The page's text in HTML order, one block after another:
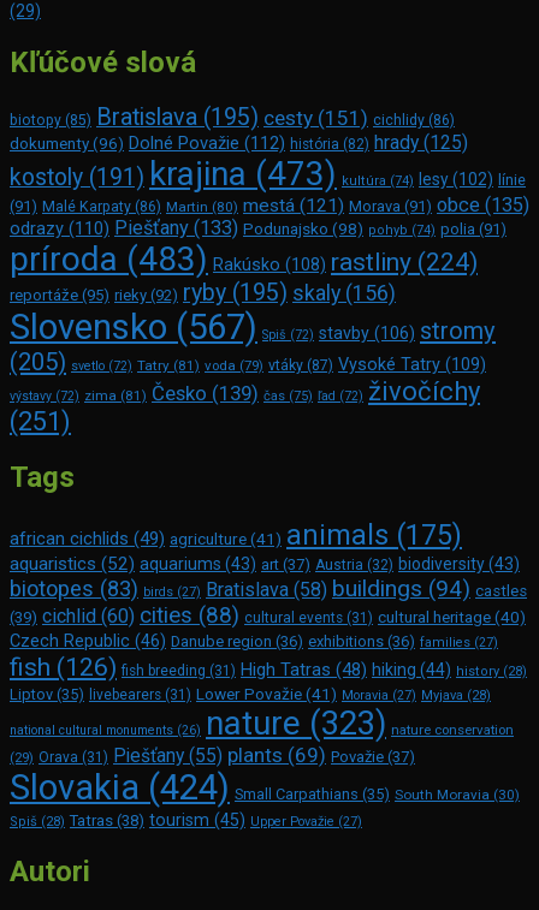
(29)
Kľúčové slová
biotopy (85) Bratislava (195) cesty (151) cichlidy (86)
dokumenty (96) Dolné Považie (112) história (82) hrady (125)
kostoly (191) krajina (473) kultúra (74) lesy(102) línie
(91) Malé Karpaty (86) Martin (80) mestá (121) Morava (91) obce (135)
odrazy (110) Piešťany (133) Podunajsko (98) pohyb (74) polia (91)
príroda (483) Rakúsko (108) rastliny (224)
reportáže (95) rieky (92) ryby (195) skaly (156)
Slovensko (567) Spiš (72) stavby (106) stromy
(205) svetlo (72) Tatry (81) voda (79) vtáky (87) Vysoké Tatry (109)
výstavy (72) zima (81) Česko (139) čas (75) ľad (72) živočíchy
(251)
Tags
african cichlids (49) agriculture(41) animals (175)
aquaristics (52) aquariums (43) art (37) Austria (32) biodiversity(43)
biotopes (83) birds (27) Bratislava (58) buildings (94) castles
(39) cichlid (60) cities (88) cultural events (31) cultural heritage (40)
Czech Republic (46) Danube region (36) exhibitions (36) families (27)
fish (126) fish breeding (31) High Tatras (48) hiking (44) history (28)
Liptov (35) livebearers (31) Lower Považie(41) Moravia (27) Myjava (28)
national cultural monuments (26) nature (323) nature conservation
(29) Orava (31) Piešťany (55) plants (69) Považie (37)
Slovakia (424) Small Carpathians (35) South Moravia (30)
Spiš (28) Tatras (38) tourism (45) Upper Považie (27)
Autori